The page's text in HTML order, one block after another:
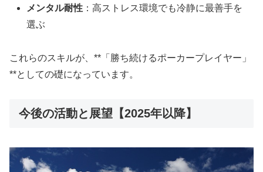
メンタル耐性 ：高ストレス環境でも冷静に最善手を
選ぶ
これらのスキルが、**「勝ち続けるポーカープレイヤー」
**としての礎になっています。
今後の活動と展望【2025年以降】